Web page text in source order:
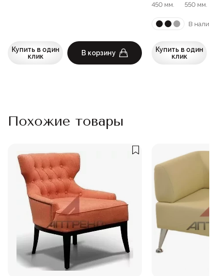
Купить в один
клик
В корзину
450 мм.
550 мм.
В
Купить в один
клик
Похожие товары